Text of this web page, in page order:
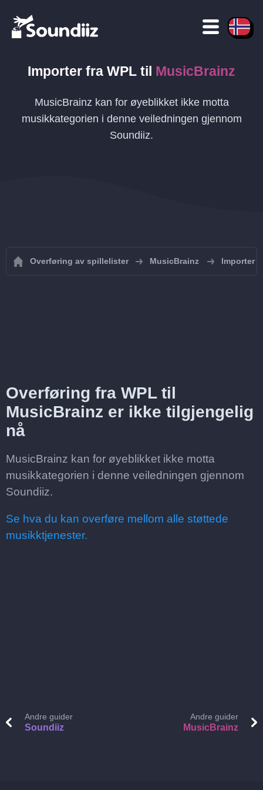
Importer fra WPL til MusicBrainz
MusicBrainz kan for øyeblikket ikke motta
musikkategorien i denne veiledningen gjennom
Soundiiz.
Overføring av spillelister MusicBrainz Importer
Overføring fra WPL til
MusicBrainz er ikke tilgjengelig
nå
MusicBrainz kan for øyeblikket ikke motta
musikkategorien i denne veiledningen gjennom
Soundiiz.
Se hva du kan overføre mellom alle støttede
musikktjenester.
Andre guider
Soundiiz
Andre guider
MusicBrainz